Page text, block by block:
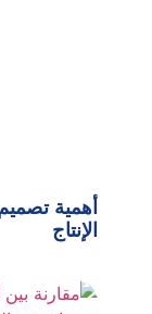
أهمية
الإنتاج